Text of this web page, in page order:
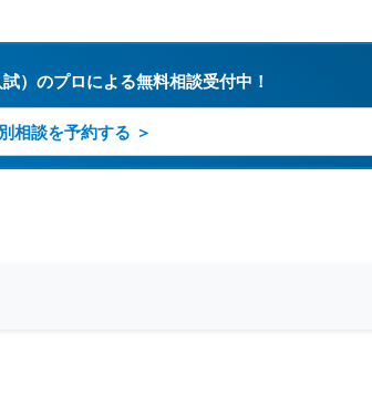
）のプロによる無料相談受付中！
相談を予約する ＞